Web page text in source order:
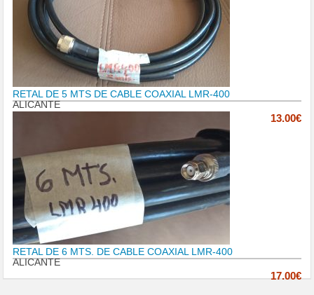
RETAL DE 5 MTS DE CABLE COAXIAL LMR-400
ALICANTE
13.00€
RETAL DE 6 MTS. DE CABLE COAXIAL LMR-400
ALICANTE
17.00€